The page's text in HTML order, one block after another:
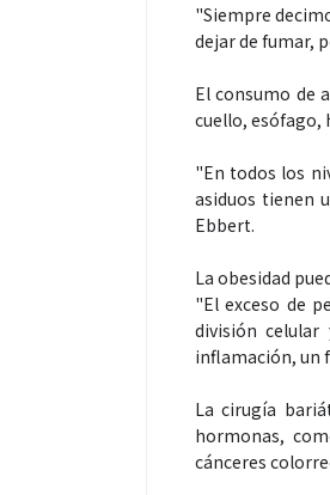
"Siempre
dejar de fumar,
El consumo de
cuello, esófago,
"En todos los
asiduos tienen
Ebbert.
La obesidad
"El exceso de
división celular
inflamación, un
La cirugía
hormonas,
cánceres
“Donde quiera que estés” el
primer capítulo del universo de
“FRAGMENTOS” su próximo